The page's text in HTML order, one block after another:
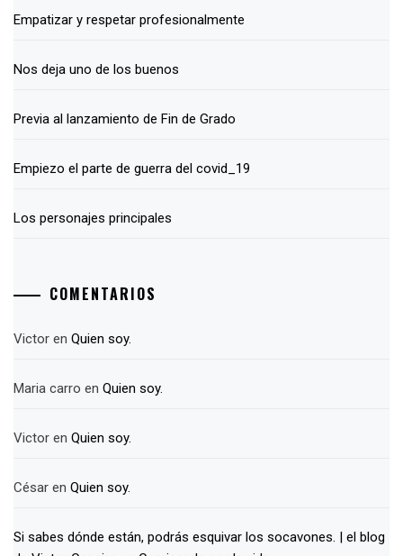
Empatizar y respetar profesionalmente
Nos deja uno de los buenos
Previa al lanzamiento de Fin de Grado
Empiezo el parte de guerra del covid_19
Los personajes principales
COMENTARIOS
Victor en Quien soy.
Maria carro en Quien soy.
Victor en Quien soy.
César en Quien soy.
Si sabes dónde están, podrás esquivar los socavones. | el blog